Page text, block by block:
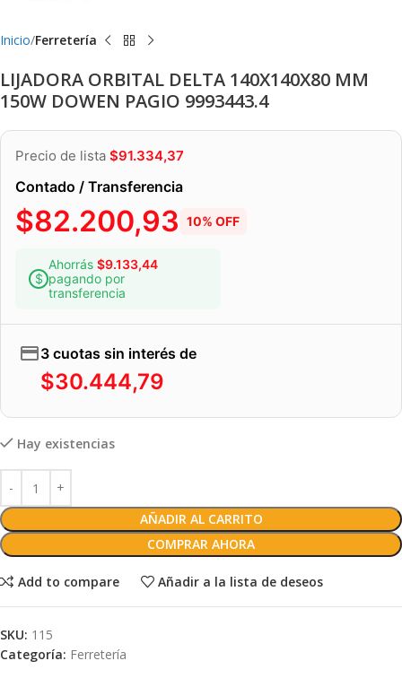
Inicio Ferretería
LIJADORA ORBITAL DELTA 140X140X80 MM
150W DOWEN PAGIO 9993443.4
Precio de lista $91.334,37
Contado / Transferencia
$82.200,93 10% OFF
Ahorrás $9.133,44
pagando por
transferencia
3 cuotas sin interés de
$30.444,79
Hay existencias
AÑADIR AL CARRITO
COMPRAR AHORA
Add to compare Añadir a la lista de deseos
SKU: 115
Categoría: Ferretería